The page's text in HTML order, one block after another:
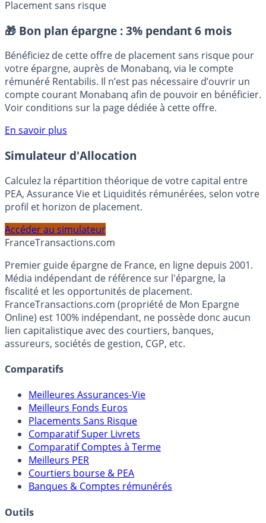
Placement sans risque
🎁 Bon plan épargne : 3% pendant 6 mois
Bénéficiez de cette offre de placement sans risque pour
votre épargne, auprès de Monabanq, via le compte
rémunéré Rentabilis. Il n’est pas nécessaire d’ouvrir un
Voir conditions sur la page dédiée à cette offre.
En savoir plus
Simulateur d'Allocation
Calculez la répartition théorique de votre capital entre
profil et horizon de placement.
FranceTransactions.com
Premier guide épargne de France, en ligne depuis 2001.
Média indépendant de référence sur l'épargne, la
fiscalité et les opportunités de placement.
FranceTransactions.com (propriété de Mon Epargne
Online) est 100% indépendant, ne possède donc aucun
assureurs, sociétés de gestion, CGP, etc.
Comparatifs
Meilleures Assurances-Vie
Meilleurs Fonds Euros
Placements Sans Risque
Comparatif Super Livrets
Comparatif Comptes à Terme
Meilleurs PER
Banques & Comptes rémunérés